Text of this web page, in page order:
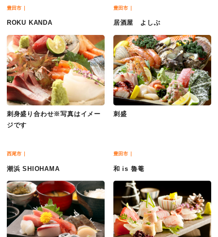
豊田市
ROKU KANDA
刺身盛り合わせ※写真はイメー
ジです
豊田市
居酒屋 よしぶ
刺盛
西尾市
潮浜 SHIOHAMA
豊田市
和 is 魯菴